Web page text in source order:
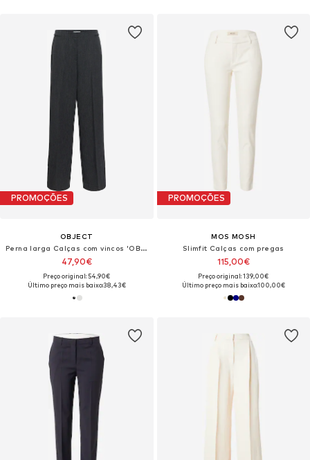
PROMOÇÕES
OBJECT
Perna larga Calças com vincos 'OBJKammy'
47,90€
Preço original: 54,90€
Último preço mais baixo:38,43€
PROMOÇÕES
MOS MOSH
Slimfit Calças com pregas
115,00€
Preço original: 139,00€
Último preço mais baixo:100,00€